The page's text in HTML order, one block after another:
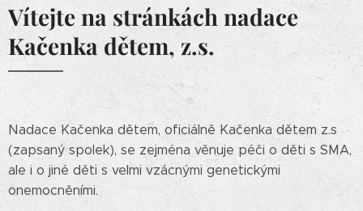
Vítejte na stránkách nadace
Kačenka dětem, z.s.
Nadace Kačenka dětem, oficiálně Kačenka dětem z.s
(zapsaný spolek), se zejména věnuje péči o děti s SMA,
ale i o jiné děti s velmi vzácnými genetickými
onemocněními.